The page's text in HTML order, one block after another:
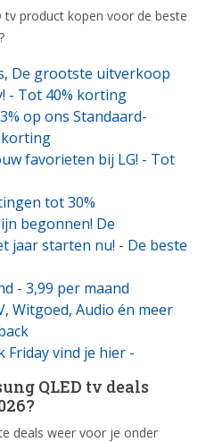
tv product kopen voor de beste
De grootste uitverkoop
- Tot 40% korting
op ons Standaard-
korting
favorieten bij LG! - Tot
tot 30%
begonnen! De
jaar starten nu! - De beste
- 3,99 per maand
Witgoed, Audio én meer
Friday vind je hier -
QLED tv deals
deals weer voor je onder